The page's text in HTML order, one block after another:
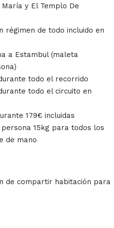
y El Templo De
régimen de todo incluido en
a Estambul (maleta
todo el recorrido
todo el circuito en
179€ incluidas
15kg para todos los
de mano
de compartir habitación para